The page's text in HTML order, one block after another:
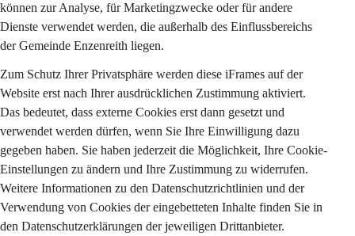
können zur Analyse, für Marketingzwecke oder für andere
Dienste verwendet werden, die außerhalb des Einflussbereichs
der Gemeinde Enzenreith liegen.
Zum Schutz Ihrer Privatsphäre werden diese iFrames auf der
Website erst nach Ihrer ausdrücklichen Zustimmung aktiviert.
Das bedeutet, dass externe Cookies erst dann gesetzt und
verwendet werden dürfen, wenn Sie Ihre Einwilligung dazu
gegeben haben. Sie haben jederzeit die Möglichkeit, Ihre Cookie-
Einstellungen zu ändern und Ihre Zustimmung zu widerrufen.
Weitere Informationen zu den Datenschutzrichtlinien und der
Verwendung von Cookies der eingebetteten Inhalte finden Sie in
den Datenschutzerklärungen der jeweiligen Drittanbieter.